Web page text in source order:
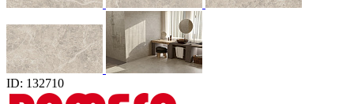
ID: 132710